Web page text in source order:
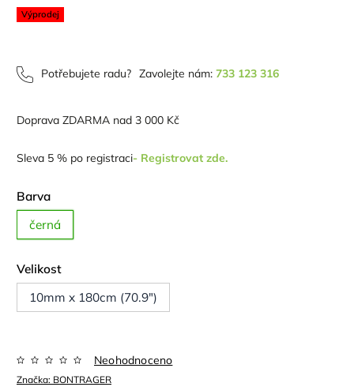
Výprodej
Potřebujete radu? Zavolejte nám: 733 123 316
Doprava ZDARMA nad 3 000 Kč
Sleva 5 % po registraci- Registrovat zde.
Barva
černá
Velikost
10mm x 180cm (70.9")
Značka: BONTRAGER
Neohodnoceno